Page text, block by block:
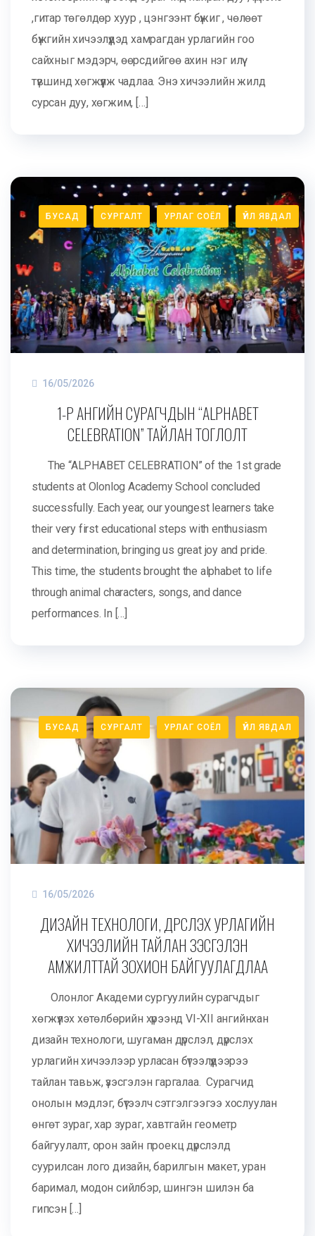
,гитар төгөлдөр хуур , цэнгээнт бүжиг , чөлөөт
бүжгийн хичээлүүдэд хамрагдан урлагийн гоо
сайхныг мэдэрч, өөрсдийгөө ахин нэг илүү
түвшинд хөгжүүлж чадлаа. Энэ хичээлийн жилд
сурсан дуу, хөгжим, […]
БУСАД СУРГАЛТ УРЛАГ СОЁЛ ҮЙЛ ЯВДАЛ
16/05/2026
1-Р АНГИЙН СУРАГЧДЫН “ALPHABET
CELEBRATION” ТАЙЛАН ТОГЛОЛТ
The “ALPHABET CELEBRATION” of the 1st grade
students at Olonlog Academy School concluded
successfully. Each year, our youngest learners take
their very first educational steps with enthusiasm
and determination, bringing us great joy and pride.
This time, the students brought the alphabet to life
through animal characters, songs, and dance
performances. In […]
БУСАД СУРГАЛТ УРЛАГ СОЁЛ ҮЙЛ ЯВДАЛ
16/05/2026
ДИЗАЙН ТЕХНОЛОГИ, ДҮРСЛЭХ УРЛАГИЙН
ХИЧЭЭЛИЙН ТАЙЛАН ҮЗЭСГЭЛЭН
АМЖИЛТТАЙ ЗОХИОН БАЙГУУЛАГДЛАА
Олонлог Академи сургуулийн сурагчдыг
хөгжүүлэх хөтөлбөрийн хүрээнд VI-XII ангийнхан
дизайн технологи, шугаман дүрслэл, дүрслэх
урлагийн хичээлээр урласан бүтээлүүдээрээ
тайлан тавьж, үзэсгэлэн гаргалаа. Сурагчид
онолын мэдлэг, бүтээлч сэтгэлгээгээ хослуулан
өнгөт зураг, хар зураг, хавтгайн геометр
байгуулалт, орон зайн проекц дүрслэлд
суурилсан лого дизайн, барилгын макет, уран
баримал, модон сийлбэр, шингэн шилэн ба
гипсэн […]